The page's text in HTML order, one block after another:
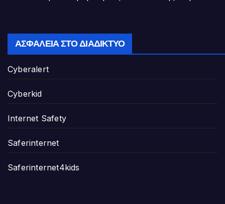
ΑΣΦΆΛΕΙΑ ΣΤΟ ΔΙΑΔΊΚΤΥΟ
Cyberalert
Cyberkid
Internet Safety
Saferinternet
Saferinternet4kids